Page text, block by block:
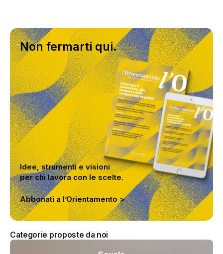
Non fermarti qui.
Idee, strumenti e visioni
per chi lavora con le scelte.
Abbonati a l’Orientamento >
Categorie proposte da noi